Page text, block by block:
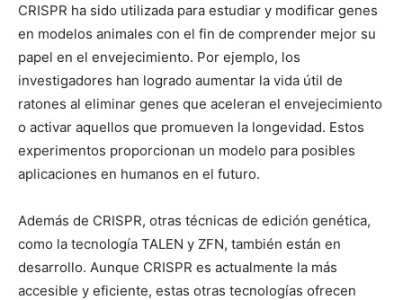
CRISPR ha sido utilizada para estudiar y modificar genes
en modelos animales con el fin de comprender mejor su
papel en el envejecimiento. Por ejemplo, los
investigadores han logrado aumentar la vida útil de
ratones al eliminar genes que aceleran el envejecimiento
o activar aquellos que promueven la longevidad. Estos
experimentos proporcionan un modelo para posibles
aplicaciones en humanos en el futuro.
Además de CRISPR, otras técnicas de edición genética,
como la tecnología TALEN y ZFN, también están en
desarrollo. Aunque CRISPR es actualmente la más
accesible y eficiente, estas otras tecnologías ofrecen